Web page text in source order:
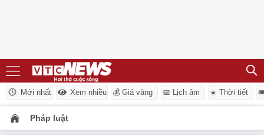
Mới nhất Xem nhiều 💰 Giá vàng 📅 Lịch âm ☀️ Thời tiết
Pháp luật